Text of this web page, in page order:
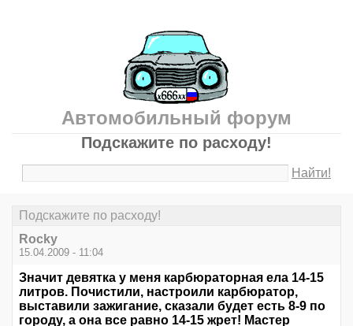
Автомобильный форум
Подскажите по расходу!
Найти!
Подскажите по расходу!
Rocky
15.04.2009 - 11:04
Значит девятка у меня карбюраторная ела 14-15
литров. Почистили, настроили карбюратор,
выставили зажигание, сказали будет есть 8-9 по
городу, а она все равно 14-15 жрет! Мастер